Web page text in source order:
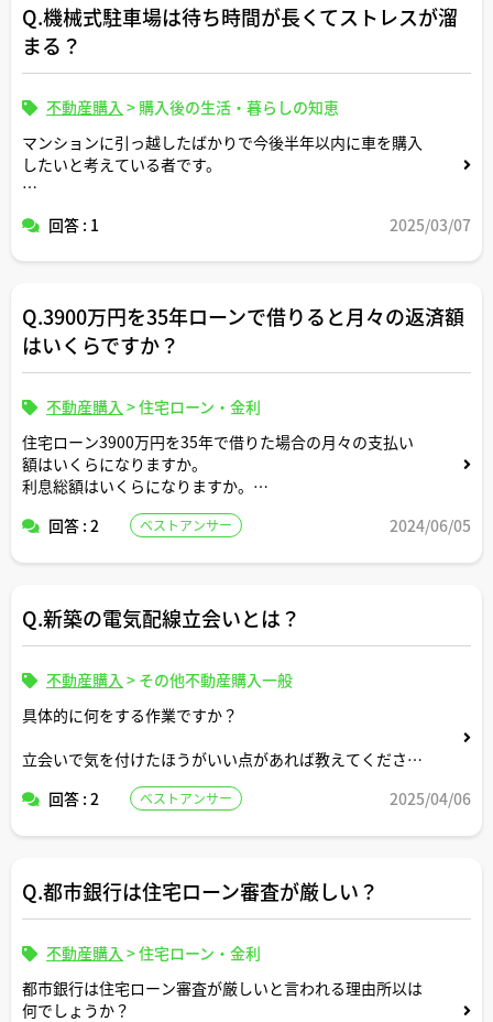
Q.機械式駐車場は待ち時間が長くてストレスが溜
まる？
不動産購入 > 購入後の生活・暮らしの知恵
マンションに引っ越したばかりで今後半年以内に車を購入
したいと考えている者です。
レスが溜まるからやめとけというアドバイスを知人からも
マンションから徒歩数分以内に平置きの月極駐車場がある
のでそちらの方でも良いかもと最近思ったりしています。
アドバイスよろしくお願いします。
回答 : 1 2025/03/07
Q.3900万円を35年ローンで借りると月々の返済額
はいくらですか？
不動産購入 >住宅ローン・金利
住宅ローン3900万円を35年で借りた場合の月々の支払い
額はいくらになりますか。
利息総額はいくらになりますか。
返済条件や金利条件等は適当な形で設定していただいて構
回答 : 2 ベストアンサー 2024/06/05
Q.新築の電気配線立会いとは？
不動産購入 > その他不動産購入一般
具体的に何をする作業ですか？
立会いで気を付けたほうがいい点があれば教えてくださ
回答 : 2
ベストアンサー 2025/04/06
Q.都市銀行は住宅ローン審査が厳しい？
不動産購入 >住宅ローン・金利
都市銀行は住宅ローン審査が厳しいと言われる理由所以は
何でしょうか？